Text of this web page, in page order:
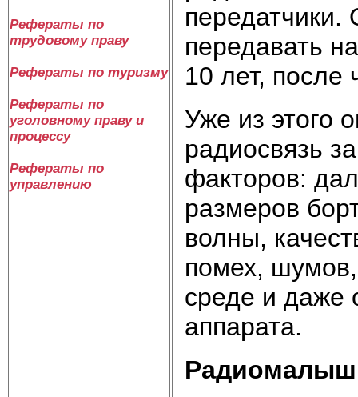
Рефераты по
трудовому праву
Рефераты по туризму
Рефераты по
уголовному праву и
процессу
Рефераты по
управлению
передатчики.
передавать
10 лет, после
Уже из этого
радиосвязь
факторов:
размеров
волны,
помех,
среде и даже
аппарата.